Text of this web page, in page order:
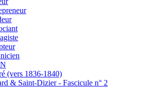
(vers 1836-1840)
& Saint-Dizier - Fascicule n° 2